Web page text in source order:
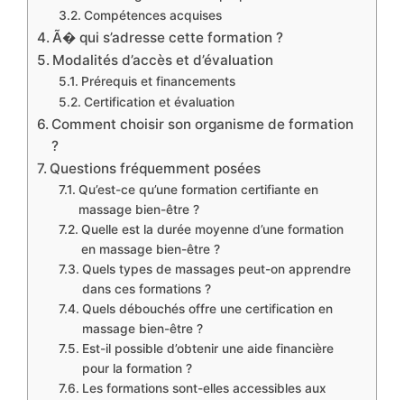
Compétences acquises
Ã� qui s’adresse cette formation ?
Modalités d’accès et d’évaluation
Prérequis et financements
Certification et évaluation
Comment choisir son organisme de formation
?
Questions fréquemment posées
Qu’est-ce qu’une formation certifiante en
massage bien-être ?
Quelle est la durée moyenne d’une formation
en massage bien-être ?
Quels types de massages peut-on apprendre
dans ces formations ?
Quels débouchés offre une certification en
massage bien-être ?
Est-il possible d’obtenir une aide financière
pour la formation ?
Les formations sont-elles accessibles aux